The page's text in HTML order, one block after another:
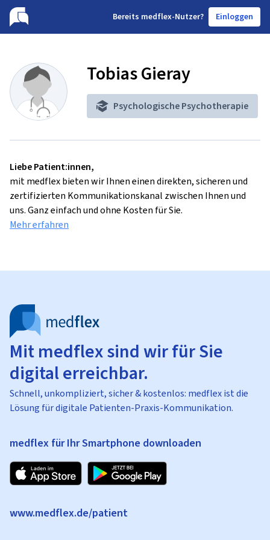
Bereits medflex-Nutzer? Einloggen
Tobias Gieray
Psychologische Psychotherapie
Liebe Patient:innen,
mit medflex bieten wir Ihnen einen direkten, sicheren und
zertifizierten Kommunikationskanal zwischen Ihnen und
uns. Ganz einfach und ohne Kosten für Sie.
Mehr erfahren
Mit medflex sind wir für Sie
digital erreichbar.
Schnell, unkompliziert, sicher & kostenlos: medflex ist die
Lösung für digitale Patienten-Praxis-Kommunikation.
medflex für Ihr Smartphone downloaden
www.medflex.de/patient